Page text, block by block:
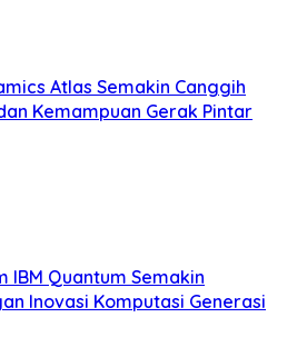
Atlas Semakin Canggih
Kemampuan Gerak Pintar
IBM Quantum Semakin
Inovasi Komputasi Generasi